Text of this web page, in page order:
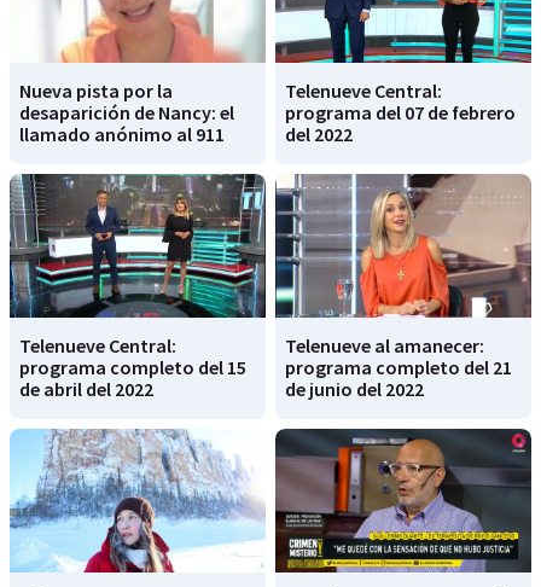
Nueva pista por la
desaparición de Nancy: el
llamado anónimo al 911
Telenueve Central:
programa del 07 de febrero
del 2022
Telenueve Central:
programa completo del 15
de abril del 2022
Telenueve al amanecer:
programa completo del 21
de junio del 2022